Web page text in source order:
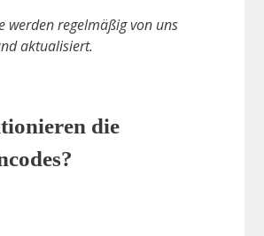
werden regelmäßig von uns
aktualisiert.
die